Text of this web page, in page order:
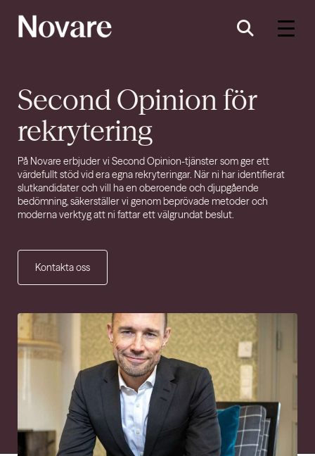
Second Opinion för
rekrytering
På Novare erbjuder vi Second Opinion-tjänster som ger ett
värdefullt stöd vid era egna rekryteringar. När ni har identifierat
slutkandidater och vill ha en oberoende och djupgående
bedömning, säkerställer vi genom beprövade metoder och
moderna verktyg att ni fattar ett välgrundat beslut.
Kontakta oss